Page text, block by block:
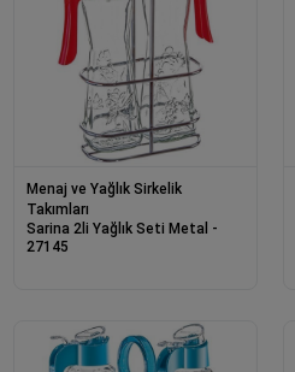
Menaj ve Yağlık Sirkelik
Takımları
Sarina 2li Yağlık Seti Metal -
27145